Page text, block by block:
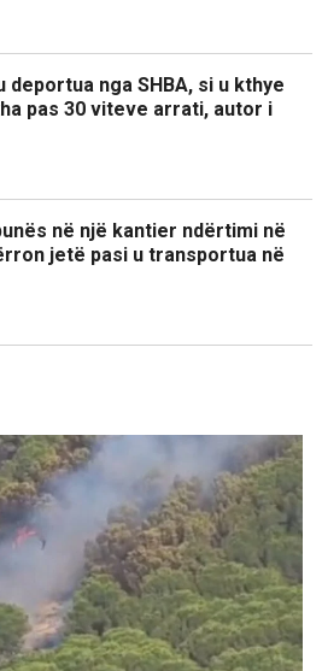
deportua nga SHBA, si u kthye
pas 30 viteve arrati, autor i
në një kantier ndërtimi në
jetë pasi u transportua në